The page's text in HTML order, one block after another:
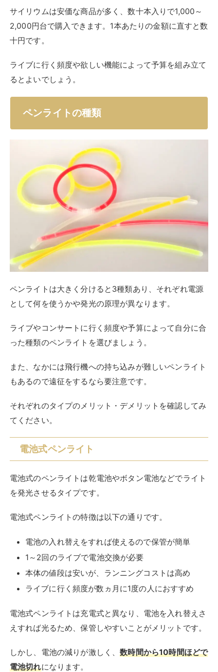
サイリウムは安価な商品が多く、数十本入りで1,000～
2,000円台で購入できます。1本あたりの金額に直すと数
十円です。
ライブに行く頻度や欲しい機能によって予算を組み立て
るとよいでしょう。
ペンライトの種類
ペンライトは大きく分けると3種類あり、それぞれ電源
として何を使うかや発光の原理が異なります。
ライブやコンサートに行く頻度や予算によって自分に合
った種類のペンライトを選びましょう。
また、なかには飛行機への持ち込みが難しいペンライト
もあるので遠征をするなら要注意です。
それぞれのタイプのメリット・デメリットを確認してみ
てください。
電池式ペンライト
電池式のペンライトは乾電池やボタン電池などでライト
を発光させるタイプです。
電池式ペンライトの特徴は以下の通りです。
電池の入れ替えをすれば使えるので保管が簡単
1～2回のライブで電池交換が必要
本体の値段は安いが、ランニングコストは高め
ライブに行く頻度が数ヵ月に1度の人におすすめ
電池式ペンライトは充電式と異なり、電池を入れ替えさ
えすれば光るため、保管しやすいことがメリットです。
しかし、電池の減りが激しく、数時間から10時間ほどで
電池切れになります。